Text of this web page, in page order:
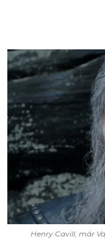
Henry Cavill, már